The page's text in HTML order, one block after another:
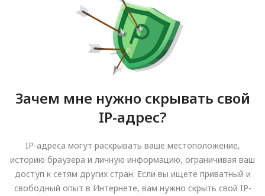
Зачем мне нужно скрывать свой
IP-адрес?
IP-адреса могут раскрывать ваше местоположение,
историю браузера и личную информацию, ограничивая ваш
доступ к сетям других стран. Если вы ищете приватный и
свободный опыт в Интернете, вам нужно скрыть свой IP-